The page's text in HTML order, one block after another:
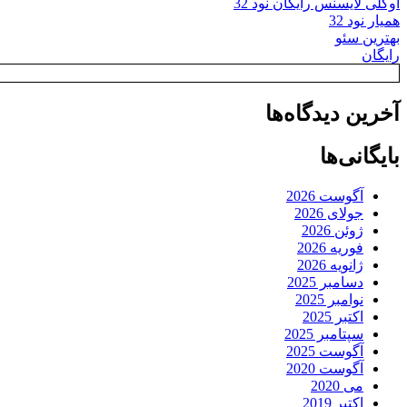
همیار نود 32
بهترین سئو
رایگان
آخرین دیدگاه‌ها
بایگانی‌ها
آگوست 2026
جولای 2026
ژوئن 2026
فوریه 2026
ژانویه 2026
دسامبر 2025
نوامبر 2025
اکتبر 2025
سپتامبر 2025
آگوست 2025
آگوست 2020
می 2020
اکتبر 2019